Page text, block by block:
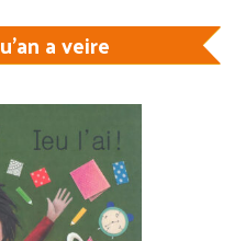
a veire